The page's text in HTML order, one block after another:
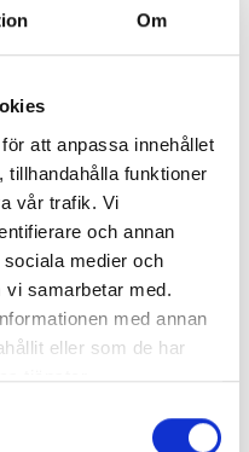
Om
att anpassa innehållet
tillhandahålla funktioner
vår trafik. Vi
och annan
medier och
vi samarbetar med.
med annan
eller som de har
tjänster.
Det gör att plattor,
lösningar får en
att varje del väljs för sig.
ytskikt vid
efter både användning
av en barnfamilj ställer
överväganden än ett